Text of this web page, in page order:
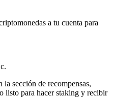
a tu cuenta para
sección de recompensas,
listo para hacer staking y recibir